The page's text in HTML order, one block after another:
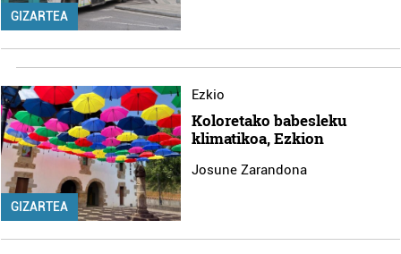
GIZARTEA
GIZARTEA
Ezkio
Koloretako babesleku
klimatikoa, Ezkion
Josune Zarandona